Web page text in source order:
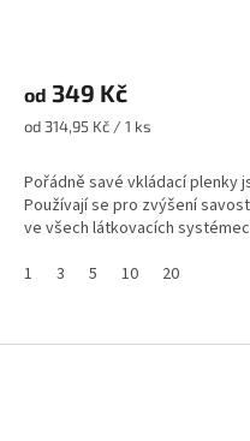
produktu
5,0
5
hvězdiček.
od 349 Kč
Měrná
od 314,95 Kč / 1 ks
Pořádně savé vkládací plenky
Používají se pro zvýšení
ve všech látkovacích
1
3 5 10 20